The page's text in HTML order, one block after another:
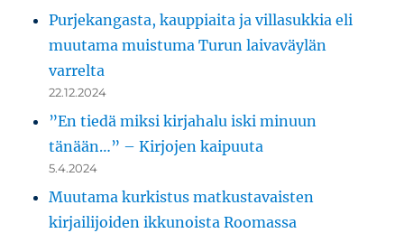
Purjekangasta, kauppiaita ja villasukkia eli
muutama muistuma Turun laivaväylän
varrelta
22.12.2024
”En tiedä miksi kirjahalu iski minuun
tänään…” – Kirjojen kaipuuta
5.4.2024
Muutama kurkistus matkustavaisten
kirjailijoiden ikkunoista Roomassa